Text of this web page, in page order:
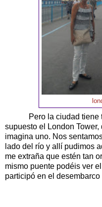
Pero la ciudad tiene
supuesto el London
imagina uno. Nos
lado del río y allí pudimos
me extraña que estén tan
mismo puente podéis ver
participó en el